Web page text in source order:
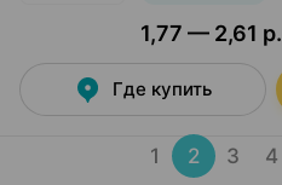
1,77 — 2,61 р.
Где купить
1 2 3 4